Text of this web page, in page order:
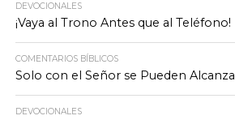
DEVOCIONALES
¡Vaya al Trono Antes que al Teléfono!
COMENTARIOS BÍBLICOS
Solo con el Señor se Pueden
DEVOCIONALES